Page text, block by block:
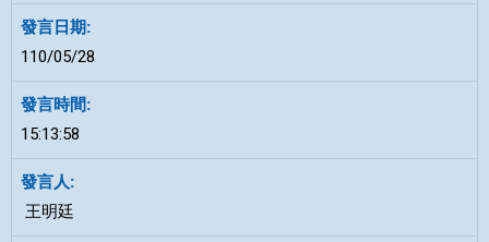
110/05/28
15:13:58
王明廷